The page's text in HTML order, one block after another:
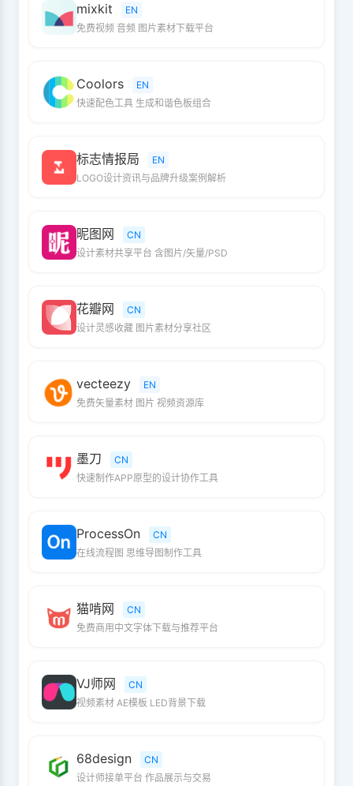
mixkit
EN
免费视频 音频 图片素材下载平台
Coolors
EN
快速配色工具 生成和谐色板组合
标志情报局
EN
LOGO设计资讯与品牌升级案例解析
昵图网
CN
设计素材共享平台 含图片/矢量/PSD
花瓣网
CN
设计灵感收藏 图片素材分享社区
vecteezy
EN
免费矢量素材 图片 视频资源库
墨刀
CN
快速制作APP原型的设计协作工具
ProcessOn
CN
在线流程图 思维导图制作工具
猫啃网
CN
免费商用中文字体下载与推荐平台
VJ师网
CN
视频素材 AE模板 LED背景下载
68design
CN
设计师接单平台 作品展示与交易